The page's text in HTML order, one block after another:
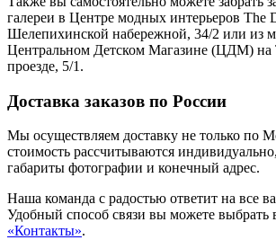
галереи в Центре модных интерьеров The
Шелепихинской набережной, 34/2 или из
Центральном Детском Магазине (ЦДМ) на
проезде, 5/1.
Доставка заказов по России
Мы осуществляем доставку не только по
стоимость рассчитываются
габариты фотографии и конечный адрес.
Наша команда с радостью ответит на все
Удобный способ связи вы можете выбрать
«Контакты».